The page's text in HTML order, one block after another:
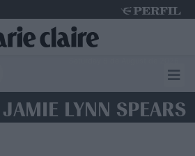
LYNN SPEARS